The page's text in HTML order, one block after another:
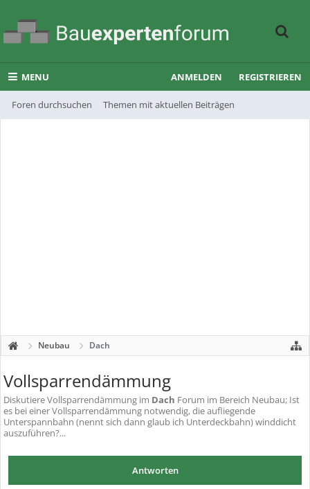
MENU
Foren durchsuchen Themen mit aktuellen Beiträgen
ANMELDEN REGISTRIEREN
Neubau Dach
Vollsparrendämmung
DiskutiereVollsparrendämmung im Dach Forum im Bereich Neubau; Ist
es bei einer Vollsparrendämmung notwendig, die aufliegende
Unterspannbahn (nennt sich dann glaub ich Unterdeckbahn) winddicht
auszuführen?...
Antworten